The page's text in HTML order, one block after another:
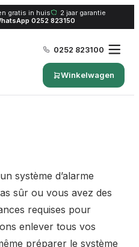
gratis in huis
2 jaar garantie
0252 823150
0252 823100
Winkelwagen
système d’alarme
sûr ou vous avez des
requises pour
enlever tous vos
préparer le système